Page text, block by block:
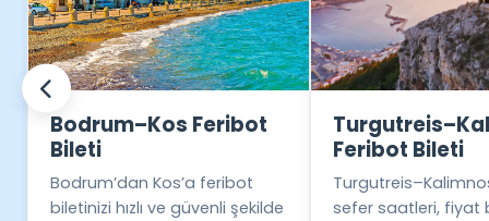
Bodrum–Kos Feribot
Bileti
Bodrum’dan Kos’a feribot
biletinizi hızlı ve güvenli şekilde
Feribot Bileti
sefer saatleri, fiyat